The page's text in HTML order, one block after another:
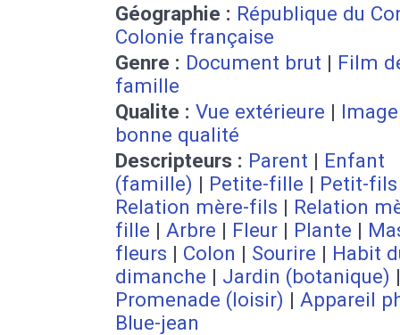
Géographie : République du
Colonie française
Genre : Document brut | Film
famille
Qualite : Vue extérieure |
bonne qualité
Descripteurs : Parent | Enfant
(famille) | Petite-fille | Petit-fils
Relation mère-fils | Relation
fille | Arbre | Fleur | Plante |
fleurs | Colon | Sourire | Habit
dimanche | Jardin (botanique) |
Promenade (loisir) | Appareil
Blue-jean